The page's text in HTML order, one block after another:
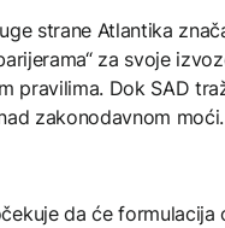
strane Atlantika
za svoje
pravilima. Dok SAD
zakonodavnom moći.
da će